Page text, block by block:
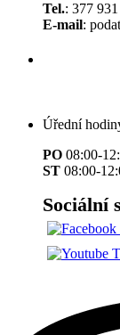
Tel.: 377
E-mail:
Úřední
PO 08:00-
ST 08:00-
Sociální